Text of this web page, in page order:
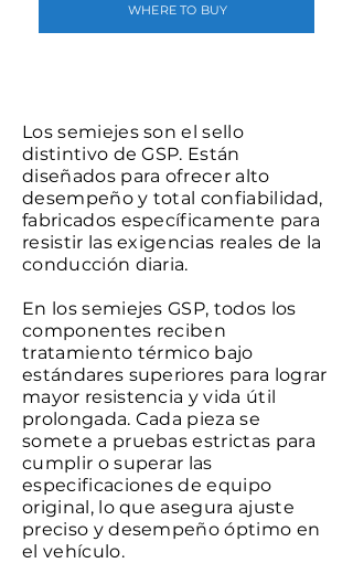
WHERE TO BUY
Los semiejes son el sello
distintivo de GSP. Están
diseñados para ofrecer alto
desempeño y total confiabilidad,
fabricados específicamente para
resistir las exigencias reales de la
conducción diaria.
En los semiejes GSP, todos los
componentes reciben
tratamiento térmico bajo
estándares superiores para lograr
mayor resistencia y vida útil
prolongada. Cada pieza se
somete a pruebas estrictas para
cumplir o superar las
especificaciones de equipo
original, lo que asegura ajuste
preciso y desempeño óptimo en
el vehículo.